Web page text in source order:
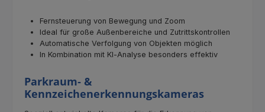
Fernsteuerung von Bewegung und Zoom
Ideal für große Außenbereiche und Zutrittskontrollen
Automatische Verfolgung von Objekten möglich
In Kombination mit KI‑Analyse besonders effektiv
Parkraum‑ &
Kennzeichenerkennungskameras